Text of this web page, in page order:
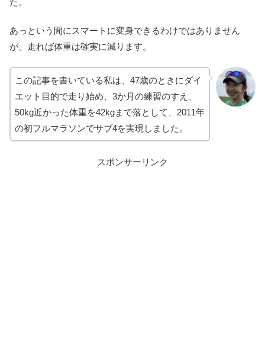
た。
あっという間にスマートに変身できるわけではありません
が、走れば体重は確実に減ります。
この記事を書いている私は、47歳のときにダイ
エット目的で走り始め、3か月の練習のすえ、
50kg近かった体重を42kgまで落として、2011年
の初フルマラソンでサブ4を実現しました。
スポンサーリンク